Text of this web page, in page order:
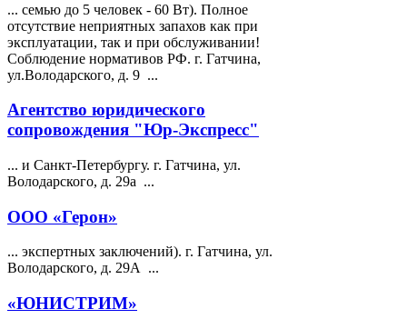
... семью до 5 человек - 60 Вт). Полное
отсутствие неприятных запахов как при
эксплуатации, так и при обслуживании!
Соблюдение нормативов РФ. г. Гатчина,
ул.Володарского, д. 9 ...
Агентство юридического
сопровождения "Юр-Экспресс"
... и Санкт-Петербургу. г. Гатчина, ул.
Володарского, д. 29а ...
ООО «Герон»
... экспертных заключений). г. Гатчина, ул.
Володарского, д. 29А ...
«ЮНИСТРИМ»